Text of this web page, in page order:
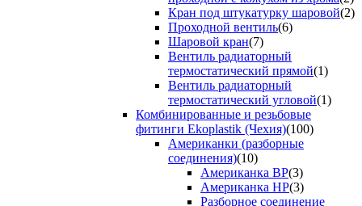
Кран под штукатурку шаровой(2)
Проходной вентиль(6)
Шаровой кран(7)
Вентиль радиаторный
термостатический прямой(1)
Вентиль радиаторный
термостатический угловой(1)
Комбинированные и резьбовые
фитинги Ekoplastik (Чехия)(100)
Американки (разборные
соединения)(10)
Американка ВР(3)
Американка НР(3)
Разборное соединение